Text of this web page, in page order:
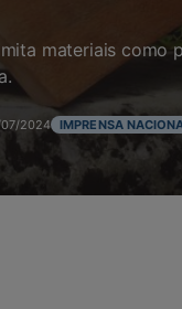
materiais como
07/2024 IMPRENSA